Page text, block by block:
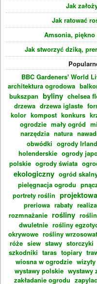
Jak
Jak ratować
Amsonia, piękno
Jak stworzyć dziką,
BBC Gardeners' World
architektura ogrodowa
bukszpan byliny chelsea
drzewa drzewa iglaste
kolor kompost konkurs
ogrodzie mały ogród
narzędzia natura
obwódki ogrody
holenderskie ogrody
polskie ogrody świata
ekologiczny ogród
pielęgnacja ogrodu
portrety roślin
preriowa rabaty
rozmnażanie rośliny
dwuletnie rośliny
okrywowe rośliny
róże siew stawy storczyki
szkodniki taras topiary
wiosna w ogrodzie wizyty
wystawy polskie wystawy
zakładanie ogrodu